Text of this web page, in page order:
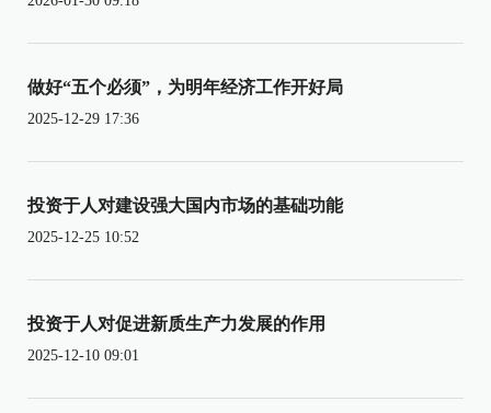
做好“五个必须”，为明年经济工作开好局
2025-12-29 17:36
投资于人对建设强大国内市场的基础功能
2025-12-25 10:52
投资于人对促进新质生产力发展的作用
2025-12-10 09:01